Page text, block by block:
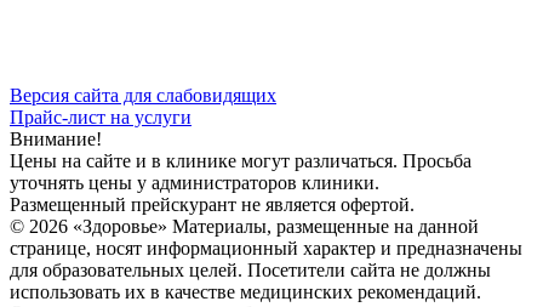
Версия сайта для слабовидящих
Прайс-лист на услуги
Внимание!
Цены на сайте и в клинике могут различаться. Просьба
уточнять цены у администраторов клиники.
Размещенный прейскурант не является офертой.
© 2026 «Здоровье» Материалы, размещенные на данной
странице, носят информационный характер и предназначены
для образовательных целей. Посетители сайта не должны
использовать их в качестве медицинских рекомендаций.